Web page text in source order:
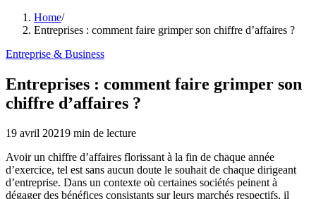
Home/
Entreprises : comment faire grimper son chiffre d’affaires ?
Entreprise & Business
Entreprises : comment faire grimper son
chiffre d’affaires ?
19 avril 20219 min de lecture
Avoir un chiffre d’affaires florissant à la fin de chaque année
d’exercice, tel est sans aucun doute le souhait de chaque dirigeant
d’entreprise. Dans un contexte où certaines sociétés peinent à
dégager des bénéfices consistants sur leurs marchés respectifs, il